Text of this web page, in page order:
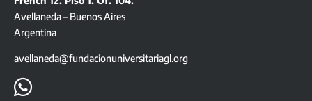
Avellaneda – Buenos Aires
Argentina
avellaneda@fundacionuniversitariagl.org
